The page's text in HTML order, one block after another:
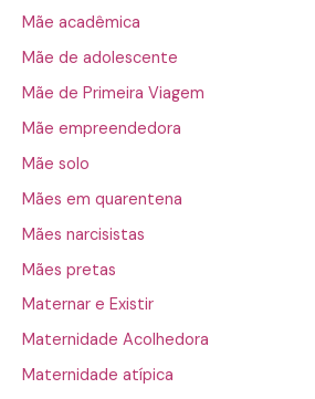
Mãe acadêmica
Mãe de adolescente
Mãe de Primeira Viagem
Mãe empreendedora
Mãe solo
Mães em quarentena
Mães narcisistas
Mães pretas
Maternar e Existir
Maternidade Acolhedora
Maternidade atípica